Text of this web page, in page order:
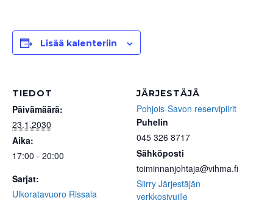
Lisää kalenteriin
TIEDOT
Päivämäärä:
23.1.2030
Aika:
17:00 - 20:00
Sarjat:
Ulkoratavuoro Rissala
JÄRJESTÄJÄ
Pohjois-Savon reservipiirit
Puhelin
045 326 8717
Sähköposti
toiminnanjohtaja@vihma.fi
Siirry Järjestäjän
verkkosivuille